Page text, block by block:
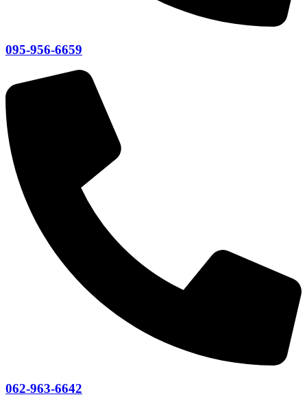
095-956-6659
062-963-6642